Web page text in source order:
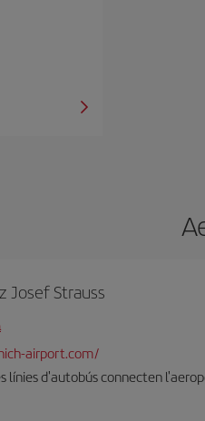
Josef Strauss
airport.com/
línies d'autobús connecten